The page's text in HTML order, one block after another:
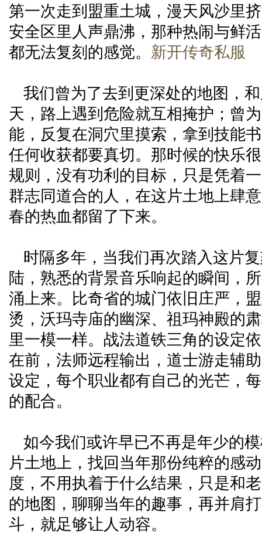
第一次走到盟重土城，漫天风沙里
安全区里人声鼎沸，那种热闹与鲜
都无法复刻的感觉。 新开传奇私服
我们曾为了去到更深处的地图，
天，路上遇到危险就互相掩护；曾
能，反复在洞穴里摸索，拿到技能
任何收获都要真切。那时候的快乐
规则，没有功利的目标，只是凭着
群志同道合的人，在这片土地上肆
春的热血都留了下来。
时隔多年，当我们再次踏入这片
陆，熟悉的背景音乐响起的瞬间，
涌上来。比奇省的城门依旧庄严，
烫，沃玛寺庙的幽深、祖玛神殿的
里一模一样。战法道铁三角的设定
在前，法师远程输出，道士游走辅
设定，每个职业都有自己的光芒，
的配合。
如今我们或许早已不再是年少的
片土地上，找回当年那份纯粹的感
度，不用执着于什么结果，只是和
的地图，聊聊当年的趣事，再并肩
斗，就足够让人动容。